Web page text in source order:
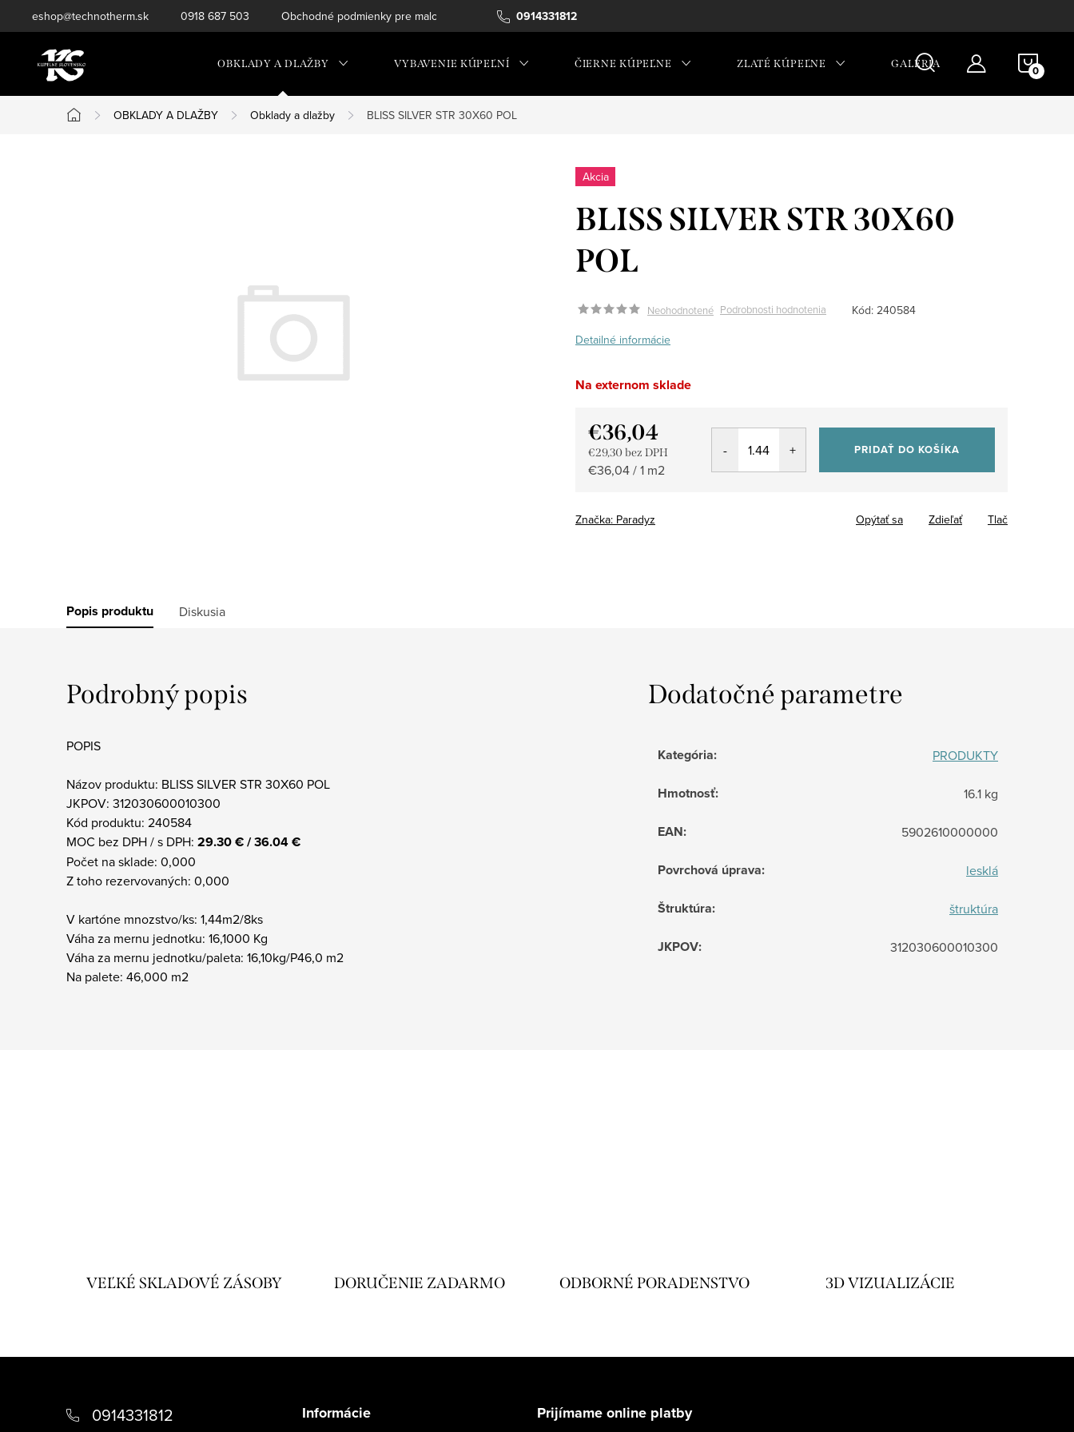
na
0914331812
eshop@technotherm.sk 0918 687 503 Obchodné podmienky pre maloobchod
OBKLADY A DLAŽBY VYBAVENIE KÚPEĽNÍ ČIERNE KÚPEĽNE ZLATÉ KÚPEĽNE GALÉRIA
Domov
OBKLADY A DLAŽBY Obklady a dlažby BLISS SILVER STR 30X60 POL
Akcia
BLISS SILVER STR 30X60
POL
Neohodnotené Podrobnosti hodnotenia Kód: 240584
Detailné informácie
Na externom sklade
€36,04
€29,30 bez DPH
Jednotková
€36,04 / 1 m2
PRIDAŤ DO KOŠÍKA
Značka: Paradyz Tlač
Opýtať sa Zdieľať
Popis produktu Diskusia
Podrobný popis
POPIS
Názov produktu: BLISS SILVER STR 30X60 POL
JKPOV: 312030600010300
Kód produktu: 240584
MOC bez DPH / s DPH: 29.30 € / 36.04 €
Počet na sklade: 0,000
Z toho rezervovaných: 0,000
V kartóne mnozstvo/ks: 1,44m2/8ks
Váha za mernu jednotku: 16,1000 Kg
Váha za mernu jednotku/paleta: 16,10kg/P46,0 m2
Na palete: 46,000 m2
Dodatočné parametre
Kategória: PRODUKTY
Hmotnosť: 16.1 kg
EAN: 5902610000000
Povrchová úprava: lesklá
Štruktúra: štruktúra
JKPOV: 312030600010300
VEĽKÉ SKLADOVÉ ZÁSOBY DORUČENIE ZADARMO ODBORNÉ PORADENSTVO 3D VIZUALIZÁCIE
0914331812 Informácie Prijímame online platby